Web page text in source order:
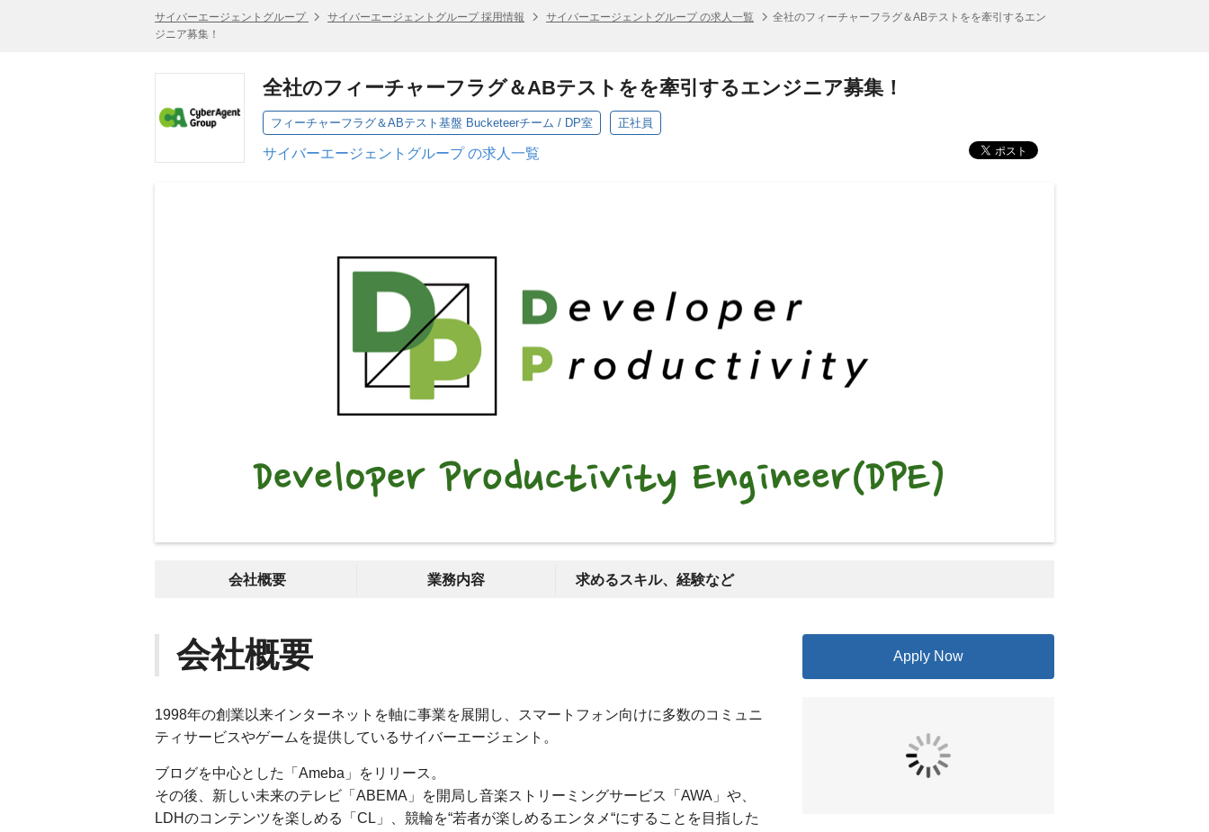
サイバーエージェントグループ サイバーエージェントグループ 採用情報 サイバーエージェントグループ の求人一覧
全社のフィーチャーフラグ＆ABテストをを牽引するエン
ジニア募集！
全社のフィーチャーフラグ＆ABテストをを牽引するエンジニア募集！
フィーチャーフラグ＆ABテスト基盤 Bucketeerチーム / DP室 正社員
サイバーエージェントグループ の求人一覧
会社概要 業務内容 求めるスキル、経験など
会社概要
1998年の創業以来インターネットを軸に事業を展開し、スマートフォン向けに多数のコミュニ
ティサービスやゲームを提供しているサイバーエージェント。
ブログを中心とした「Ameba」をリリース。
その後、新しい未来のテレビ「ABEMA」を開局し音楽ストリーミングサービス「AWA」や、
LDHのコンテンツを楽しめる「CL」、競輪を“若者が楽しめるエンタメ“にすることを目指した
Apply Now